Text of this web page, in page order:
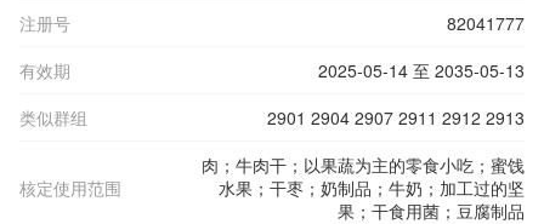
注册号
82041777
有效期
2025-05-14 至 2035-05-13
类似群组
2901 2904 2907 2911 2912 2913
核定使用范围
肉；牛肉干；以果蔬为主的零食小吃；蜜饯
水果；干枣；奶制品；牛奶；加工过的坚
果；干食用菌；豆腐制品